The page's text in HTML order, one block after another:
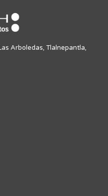
Arboledas, Tlalnepantla,